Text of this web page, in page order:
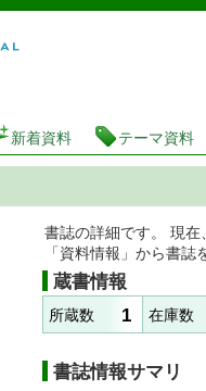
図書館 蔵書
新着資料 テーマ資料
書誌の詳細です。 現在
「資料情報」から書誌
蔵書情報
所蔵数 1 在庫数
書誌情報サマリ